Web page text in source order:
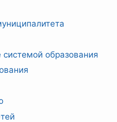
образования